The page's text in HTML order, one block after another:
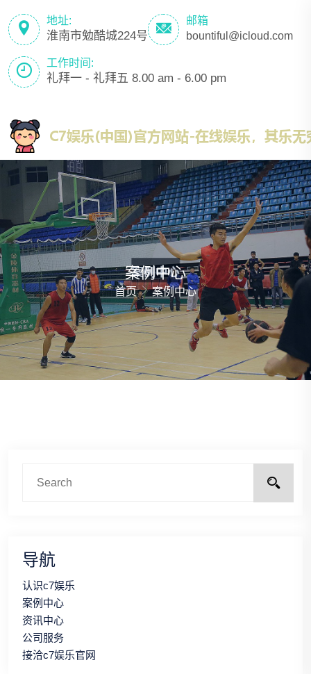
地址:
淮南市勉酷城224号
邮箱
bountiful@icloud.com
工作时间:
礼拜一 - 礼拜五 8.00 am - 6.00 pm
案例中心
首页 案例中心
导航
认识c7娱乐
案例中心
资讯中心
公司服务
接洽c7娱乐官网